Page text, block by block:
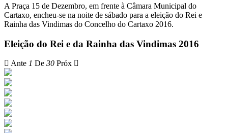
A Praça 15 de Dezembro, em frente à Câmara Municipal do
Cartaxo, encheu-se na noite de sábado para a eleição do Rei e
Rainha das Vindimas do Concelho do Cartaxo 2016.
Eleição do Rei e da Rainha das Vindimas 2016
Ante 1 De 30 Próx